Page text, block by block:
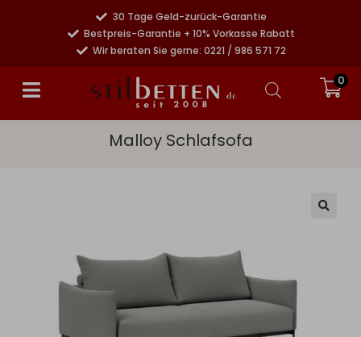
30 Tage Geld-zurück-Garantie
Bestpreis-Garantie + 10% Vorkasse Rabatt
Wir beraten Sie gerne: 0221 / 986 571 72
0
Malloy Schlafsofa